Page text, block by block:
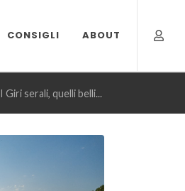
CONSIGLI ABOUT
I Giri serali, quelli belli...